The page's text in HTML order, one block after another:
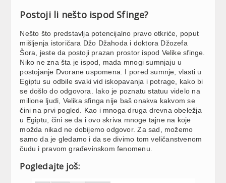
Postoji li nešto ispod Sfinge?
Nešto što predstavlja potencijalno pravo otkriće, poput
mišljenja istoričara Džo Džahoda i doktora Džozefa
Šora, jeste da postoji prazan prostor ispod Velike sfinge.
Niko ne zna šta je ispod, mada mnogi sumnjaju u
postojanje Dvorane uspomena. I pored sumnje, vlasti u
Egiptu su odbile svaki vid iskopavanja i potrage, kako bi
se došlo do odgovora. Iako je poznatu statuu videlo na
milione ljudi, Velika sfinga nije baš onakva kakvom se
čini na prvi pogled. Kao i mnoga druga drevna obeležja
u Egiptu, čini se da i ovo skriva mnoge tajne na koje
možda nikad ne dobijemo odgovor. Za sad, možemo
samo da je gledamo i da se divimo tom veličanstvenom
čudu i pravom građevinskom fenomenu.
Pogledajte još: